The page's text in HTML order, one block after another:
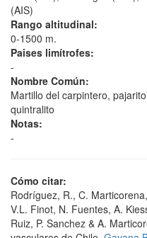
(AIS)
Rango altitudinal:
0-1500 m.
Paises limítrofes:
-
Nombre Común:
Martillo del carpintero,
quintralito
Notas:
-
Cómo citar:
Rodríguez, R., C.
V.L. Finot, N. Fuentes, A.
Ruiz, P. Sanchez & A.